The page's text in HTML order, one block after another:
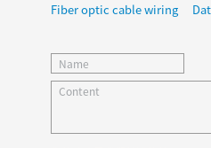
Fiber optic cable wiring